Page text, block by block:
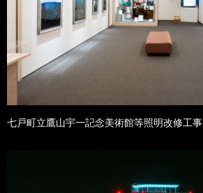
七戸町立鷹山宇一記念美術館等照明改修工事